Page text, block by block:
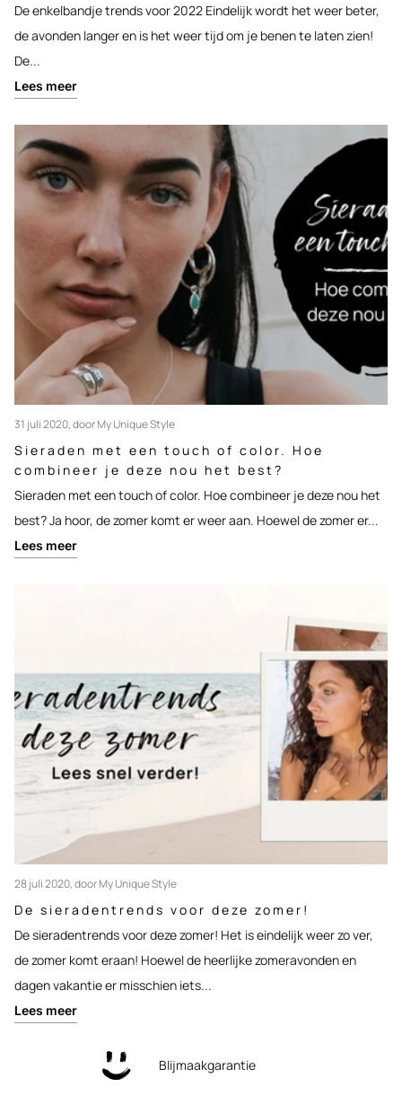
De enkelbandje trends voor 2022 Eindelijk wordt het weer beter,
de avonden langer en is het weer tijd om je benen te laten zien!
De...
Lees meer
31 juli 2020, door My Unique Style
Sieraden met een touch of color. Hoe
combineer je deze nou het best?
Sieraden met een touch of color. Hoe combineer je deze nou het
best? Ja hoor, de zomer komt er weer aan. Hoewel de zomer er...
Lees meer
28 juli 2020, door My Unique Style
De sieradentrends voor deze zomer!
De sieradentrends voor deze zomer! Het is eindelijk weer zo ver,
de zomer komt eraan! Hoewel de heerlijke zomeravonden en
dagen vakantie er misschien iets...
Lees meer
Blijmaakgarantie